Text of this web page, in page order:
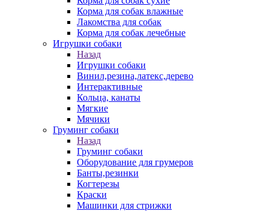
Корма для собак влажные
Лакомства для собак
Корма для собак лечебные
Игрушки собаки
Назад
Игрушки собаки
Винил,резина,латекс,дерево
Интерактивные
Кольца, канаты
Мягкие
Мячики
Груминг собаки
Назад
Груминг собаки
Оборудование для грумеров
Банты,резинки
Когтерезы
Краски
Машинки для стрижки